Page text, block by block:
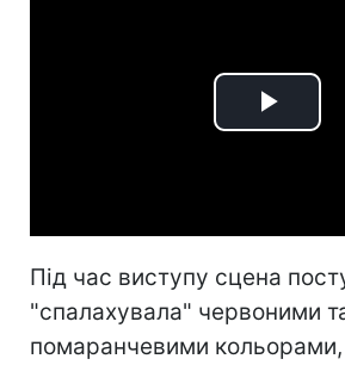
Play
Під час виступу сцена
"спалахувала" червоними
помаранчевими